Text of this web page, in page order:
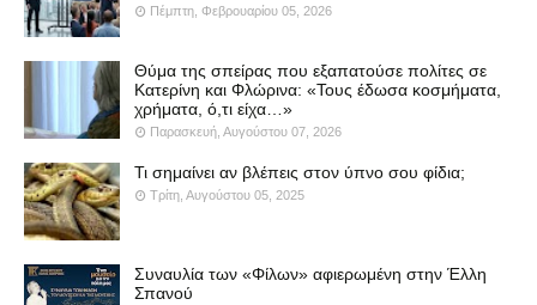
Πέμπτη, Φεβρουαρίου 05, 2026
Θύμα της σπείρας που εξαπατούσε πολίτες σε
Κατερίνη και Φλώρινα: «Τους έδωσα κοσμήματα,
χρήματα, ό,τι είχα…»
Παρασκευή, Αυγούστου 07, 2026
Τι σημαίνει αν βλέπεις στον ύπνο σου φίδια;
Τρίτη, Αυγούστου 05, 2025
Συναυλία των «Φίλων» αφιερωμένη στην Έλλη
Σπανού